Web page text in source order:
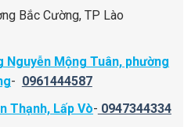
Bắc Cường, TP Lào
Nguyễn Mộng Tuân, phường
- 0961444587
Thạnh, Lấp Vò- 0947344334